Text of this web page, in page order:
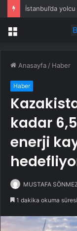
İstanbul’da
Menü
Anasayfa / Haber
Haber
kadar
enerji
MUSTAFA
1 dakika okuma süresi